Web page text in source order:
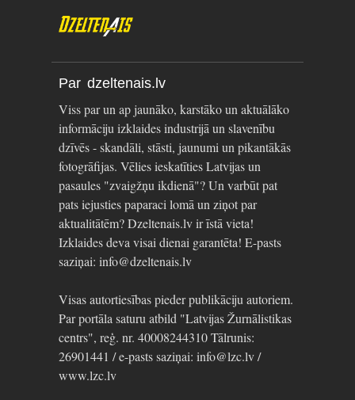
Par dzeltenais.lv
Viss par un ap jaunāko, karstāko un aktuālāko
informāciju izklaides industrijā un slavenību
dzīvēs - skandāli, stāsti, jaunumi un pikantākās
fotogrāfijas. Vēlies ieskatīties Latvijas un
pasaules "zvaigžņu ikdienā"? Un varbūt pat
pats iejusties paparaci lomā un ziņot par
aktualitātēm? Dzeltenais.lv ir īstā vieta!
Izklaides deva visai dienai garantēta! E-pasts
saziņai: info@dzeltenais.lv
Visas autortiesības pieder publikāciju autoriem.
Par portāla saturu atbild "Latvijas Žurnālistikas
centrs", reģ. nr. 40008244310 Tālrunis:
26901441 / e-pasts saziņai: info@lzc.lv /
www.lzc.lv